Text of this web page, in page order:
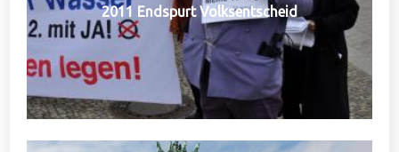
2011 Endspurt Volksentscheid